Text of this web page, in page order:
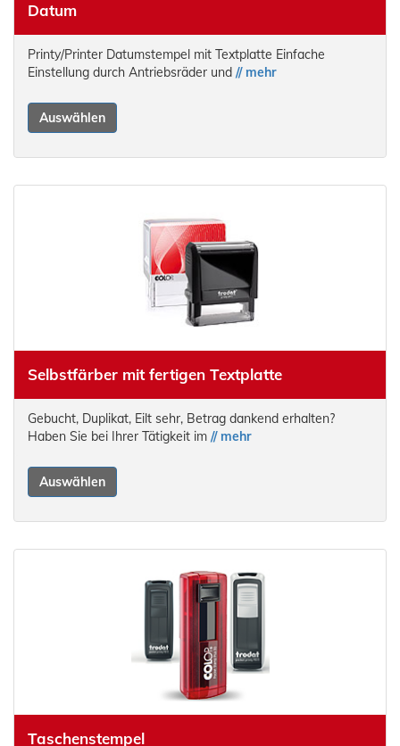
Datum
Printy/Printer Datumstempel mit Textplatte Einfache
Einstellung durch Antriebsräder und // mehr
Auswählen
Selbstfärber mit fertigen Textplatte
Gebucht, Duplikat, Eilt sehr, Betrag dankend erhalten?
Haben Sie bei Ihrer Tätigkeit im // mehr
Auswählen
Taschenstempel